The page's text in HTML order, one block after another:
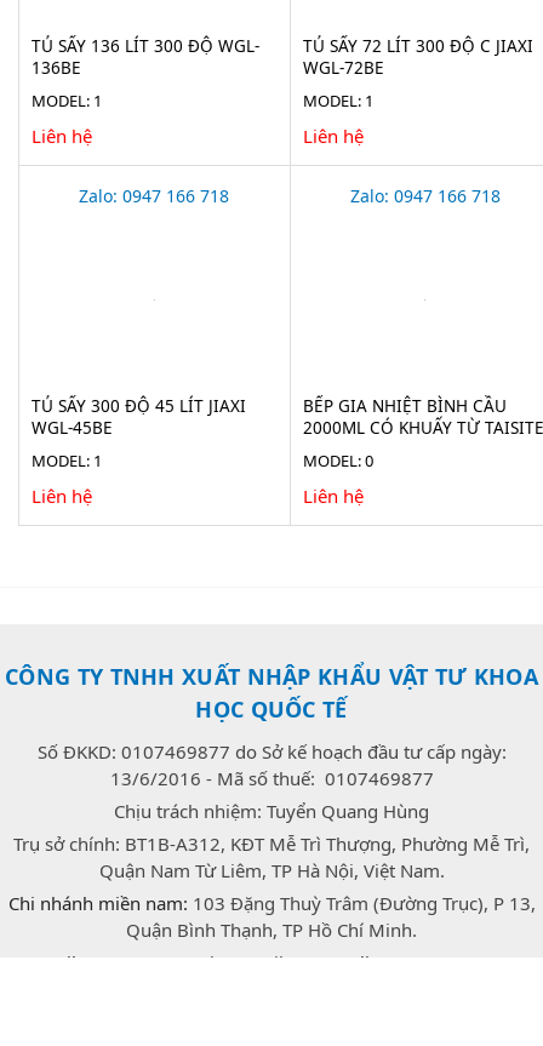
TỦ SẤY 136 LÍT 300 ĐỘ WGL-
136BE
MODEL: 1
Liên hệ
TỦ SẤY 72 LÍT 300 ĐỘ C JIAXI
WGL-72BE
MODEL: 1
Liên hệ
Zalo: 0947 166 718
TỦ SẤY 300 ĐỘ 45 LÍT JIAXI
WGL-45BE
MODEL: 1
Liên hệ
Zalo: 0947 166 718
BẾP GIA NHIỆT BÌNH CẦU
2000ML CÓ KHUẤY TỪ TAISITE
MODEL: 0
Liên hệ
CÔNG TY TNHH XUẤT NHẬP KHẨU VẬT TƯ KHOA
HỌC QUỐC TẾ
Số ĐKKD: 0107469877 do Sở kế hoạch đầu tư cấp ngày:
13/6/2016 - Mã số thuế: 0107469877
Chịu trách nhiệm: Tuyển Quang Hùng
Trụ sở chính: BT1B-A312, KĐT Mễ Trì Thượng, Phường Mễ Trì,
Quận Nam Từ Liêm, TP Hà Nội, Việt Nam.
Chi nhánh miền nam: 103 Đặng Thuỳ Trâm (Đường Trục), P 13,
Quận Bình Thạnh, TP Hồ Chí Minh.
E-mail:
congtrang.stech@gmail.com Hotline: